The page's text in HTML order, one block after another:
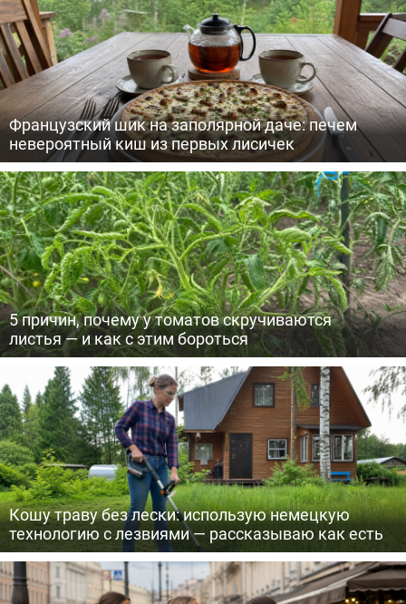
Французский шик на заполярной даче: печем
невероятный киш из первых лисичек
5 причин, почему у томатов скручиваются
листья — и как с этим бороться
Кошу траву без лески: использую немецкую
технологию с лезвиями — рассказываю как есть